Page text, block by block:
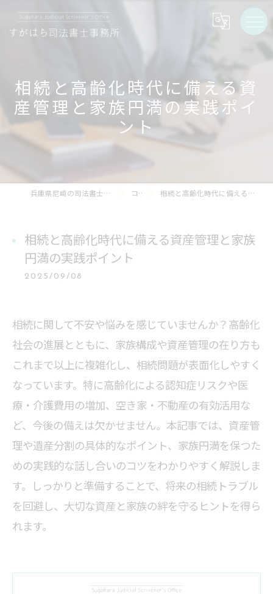
相続と高齢化時代に備える資
産管理と家族円満の実践ポイ
ント
兵庫県尼崎の司法書士ならすがはら司法書士事務所 コラム 相続と高齢化時代に備える資産管理と家族円満の実践ポイント
相続と高齢化時代に備える資産管理と家族
円満の実践ポイント
2025/09/08
相続に関して不安や悩みを感じていませんか？高齢化
社会の進展とともに、家族構成や資産管理の在り方も
これまで以上に複雑化し、相続問題が表面化しやすく
なっています。特に高齢化による認知症リスクや医
療・介護費用の増加、空き家・不動産の有効活用な
ど、今後の備えは欠かせません。本記事では、資産管
理や遺産分割の具体的なポイント、家族円満を保つた
めの実践的な話し合いのコツをわかりやすく解説しま
す。しっかりと準備することで、将来の相続トラブル
を回避し、大切な資産と家族の絆を守るヒントを得ら
れます。